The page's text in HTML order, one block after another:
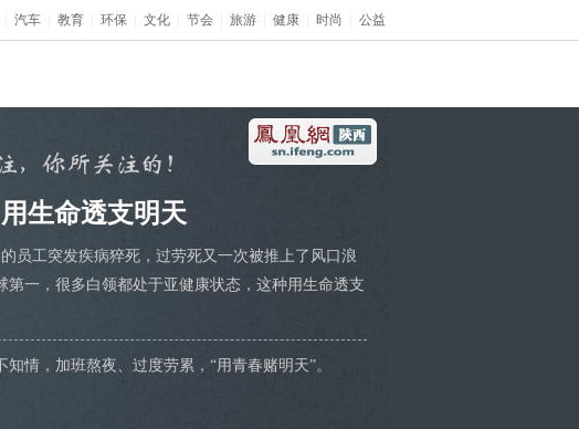
汽车 教育 环保 文化 节会 旅游 健康 时尚 公益
生命透支明天
员工突发疾病猝死，过劳死又一次被推上了风口浪
一，很多白领都处于亚健康状态，这种用生命透支
情，加班熬夜、过度劳累，“用青春赌明天”。